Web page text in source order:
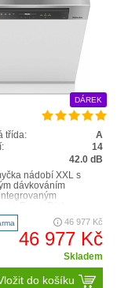
Nyní můžete
myčky také
na espresso.
se skládá ze
Levou část lze
koši uvolnilo
Ve snížené
jak velké
DÁREK
třída:
A
14
42.0 dB
nádobí XXL s
dávkováním
a max. komfort –
46 977 Kč
46 977 Kč
Skladem
do košíku